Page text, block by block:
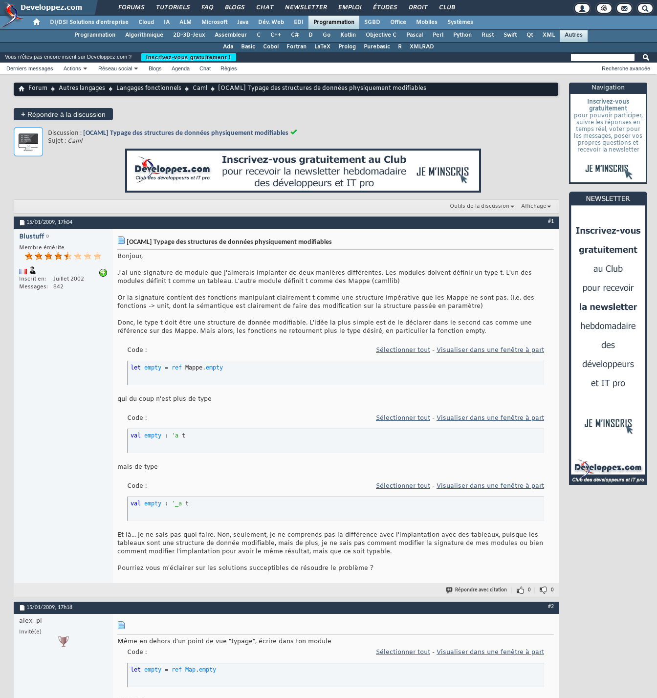
FORUMS TUTORIELS FAQ BLOGS CHAT NEWSLETTER EMPLOI ÉTUDES DROIT CLUB
DI/DSI Solutions d'entreprise Cloud IA ALM Microsoft Java Dév. Web EDI Programmation SGBD Office Mobiles
Systèmes
Programmation
Algorithmique 2D-3D-Jeux Assembleur C C++ C# D Go Kotlin Objective C Pascal Perl Python Rust Swift Qt XML
Autres
Ada
Basic Cobol Fortran LaTeX Prolog Purebasic R XMLRAD
Navigation
Inscrivez-vous
gratuitement
pour pouvoir participer,
suivre les réponses en
temps réel, voter pour
les messages, poser vos
propres questions et
recevoir la newsletter
Vous n'êtes pas encore inscrit sur Developpez.com ?
Inscrivez-vous gratuitement !
Derniers messages
Actions Réseau social Blogs Agenda Chat Règles Recherche avancée
Forum Autres langages Langages fonctionnels Caml [OCAML] Typage des structures de données physiquement modifiables
+ Répondre à la discussion
Discussion : [OCAML] Typage des structures de données physiquement modifiables
Sujet : Caml
Outils de la discussion Affichage
15/01/2009, 17h04 #1
Blustuff
Membre émérite
Inscrit en
Juillet 2002
Messages
842
[OCAML] Typage des structures de données physiquement modifiables
Bonjour,
J'ai une signature de module que j'aimerais implanter de deux manières différentes. Les modules doivent définir un type t. L'un des
modules définit t comme un tableau. L'autre module définit t comme des Mappe (camllib)
Or la signature contient des fonctions manipulant clairement t comme une structure impérative que les Mappe ne sont pas. (i.e. des
fonctions -> unit, dont la sémantique est clairement de faire des modification sur la structure passée en paramètre)
Donc, le type t doit être une structure de donnée modifiable. L'idée la plus simple est de le déclarer dans le second cas comme une
référence sur des Mappe. Mais alors, les fonctions ne retournent plus le type désiré, en particulier la fonction empty.
Code : Sélectionner tout - Visualiser dans une fenêtre à part
let empty = ref Mappe.empty
qui du coup n'est plus de type
Code : Sélectionner tout - Visualiser dans une fenêtre à part
val empty : 'a t
mais de type
Code : Sélectionner tout - Visualiser dans une fenêtre à part
val empty : '_a t
Et là... je ne sais pas quoi faire. Non, seulement, je ne comprends pas la différence avec l'implantation avec des tableaux, puisque les
tableaux sont une structure de donnée modifiable, mais de plus, je ne sais pas comment modifier la signature de mes modules ou bien
comment modifier l'implantation pour avoir le même résultat, mais que ce soit typable.
Pourriez vous m'éclairer sur les solutions succeptibles de résoudre le problème ?
Répondre avec citation 0 0
15/01/2009, 17h18 #2
alex_pi
Invité(e)
Même en dehors d'un point de vue "typage", écrire dans ton module
Code :
Sélectionner tout - Visualiser dans une fenêtre à part
let empty = ref Map.empty